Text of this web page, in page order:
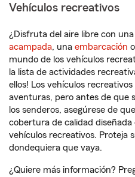
Vehículos recreativos
¿Disfruta del aire libre con una
acampada, una embarcación
mundo de los vehículos
la lista de actividades
ellos! Los vehículos
aventuras, pero antes de que
los senderos, asegúrese de
cobertura de calidad
vehículos recreativos. Proteja
dondequiera que vaya.
¿Quiere más información?